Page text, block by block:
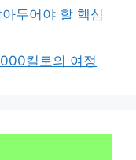
두어야 할 핵심
킬로의 여정